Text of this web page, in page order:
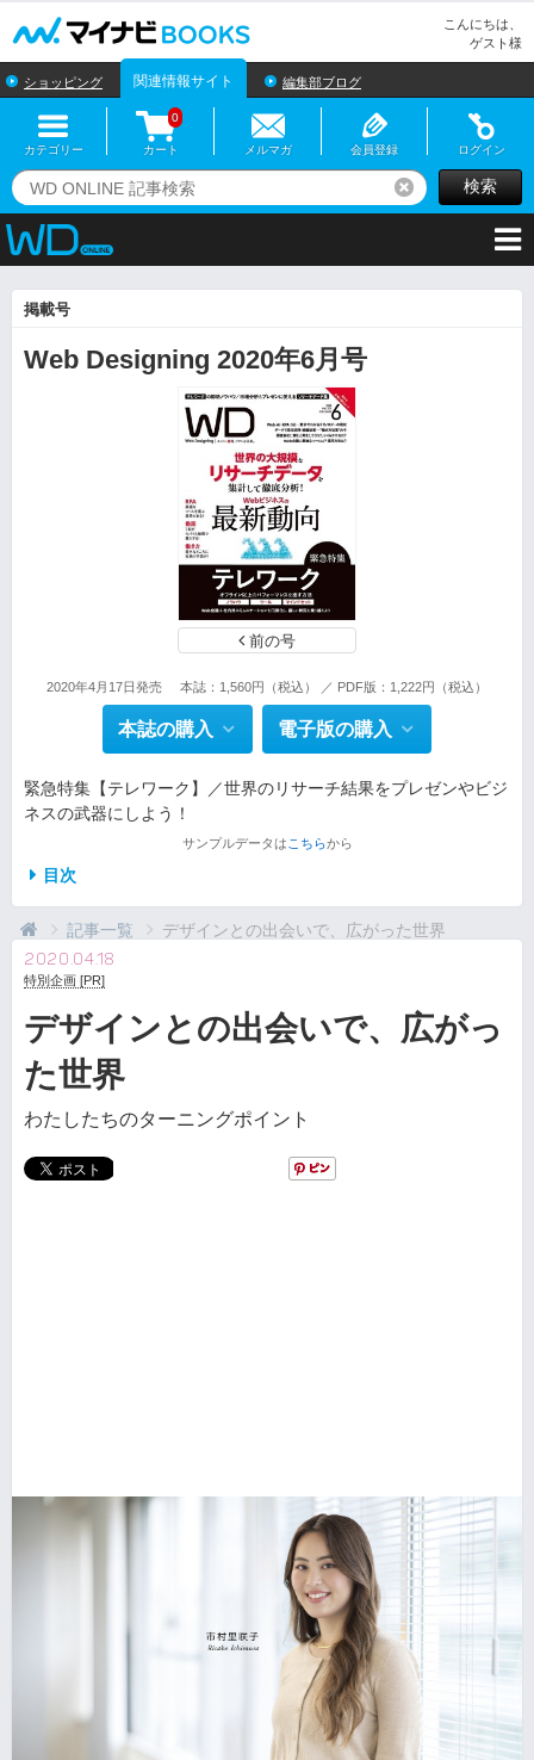
こんにちは、
ゲスト様
ショッピング 関連情報サイト 編集部ブログ
カテゴリー カート
0
メルマガ 会員登録 ログイン
リセット検索
掲載号
Web Designing 2020年6月号
前の号
2020年4月17日発売 本誌：1,560円（税込） ／ PDF版：1,222円（税込）
本誌の購入 電子版の購入
緊急特集【テレワーク】／世界のリサーチ結果をプレゼンやビジ
ネスの武器にしよう！
サンプルデータは こちらから
目次
記事一覧 デザインとの出会いで、広がった世界
2020.04.18
特別企画 [PR]
デザインとの出会いで、広がっ
た世界
わたしたちのターニングポイント